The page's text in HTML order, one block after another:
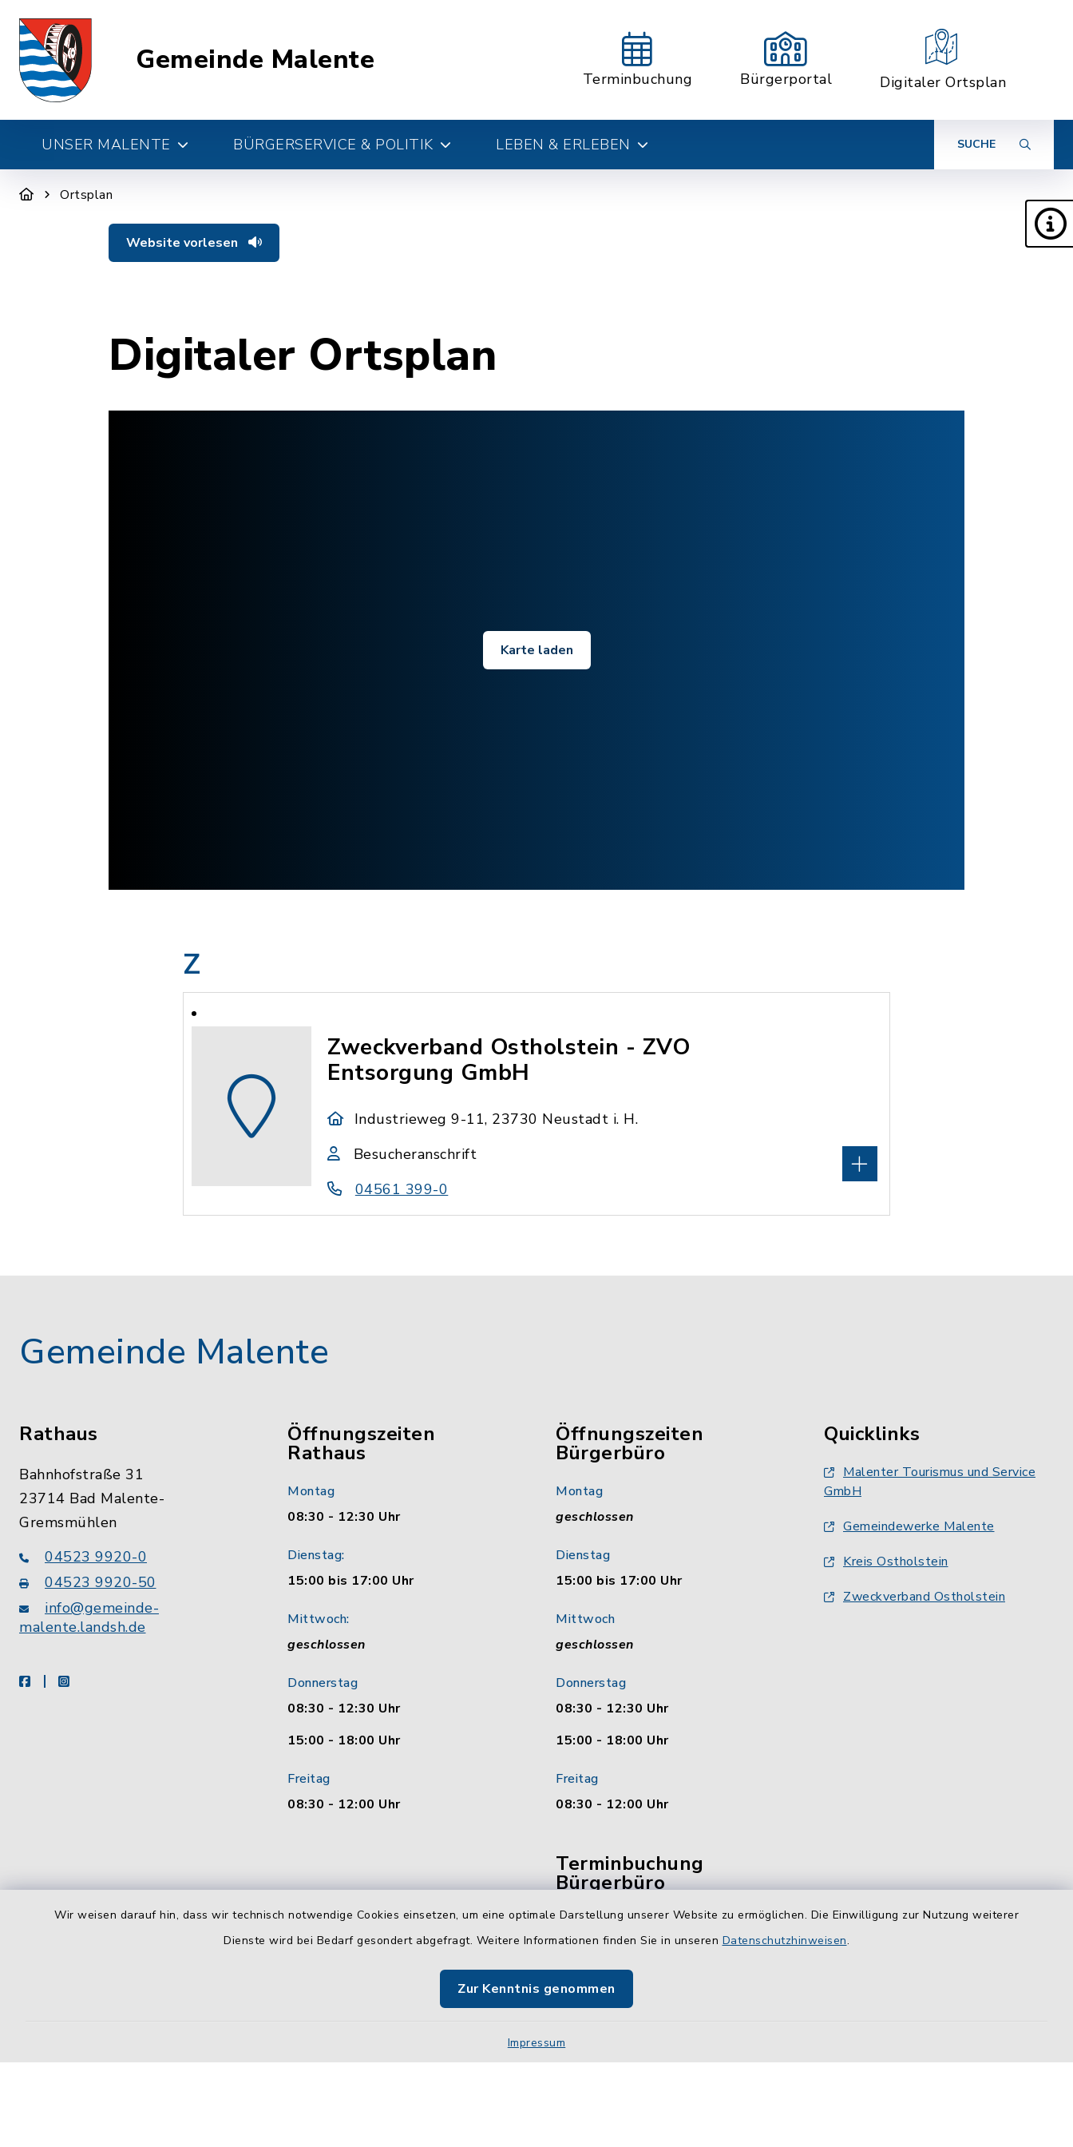
Wir weisen darauf hin, dass wir technisch notwendige Cookies einsetzen, um eine optimale Darstellung unserer Website zu ermöglichen. Die Einwilligung zur Nutzung weiterer
Dienste wird bei Bedarf gesondert abgefragt. Weitere Informationen finden Sie in unseren Datenschutzhinweisen.
Zur Kenntnis genommen
Impressum
Gemeinde Malente
Terminbuchung Bürgerportal Digitaler Ortsplan
UNSER MALENTE BÜRGERSERVICE & POLITIK LEBEN & ERLEBEN SUCHE
Ortsplan
Website vorlesen
Digitaler Ortsplan
Karte laden
Z
Zweckverband Ostholstein - ZVO
Entsorgung GmbH
Industrieweg 9-11, 23730 Neustadt i. H.
Besucheranschrift
04561 399-0
Gemeinde Malente
Rathaus
Bahnhofstraße 31
23714 Bad Malente-
Gremsmühlen
04523 9920-0
04523 9920-50
info@gemeinde-
malente.landsh.de
facebookinstagram
Öffnungszeiten
Rathaus
Montag
08:30 - 12:30 Uhr
Dienstag:
15:00 bis 17:00 Uhr
Mittwoch:
geschlossen
Donnerstag
08:30 - 12:30 Uhr
15:00 - 18:00 Uhr
Freitag
08:30 - 12:00 Uhr
Öffnungszeiten
Bürgerbüro
Montag
geschlossen
Dienstag
15:00 bis 17:00 Uhr
Mittwoch
geschlossen
Donnerstag
08:30 - 12:30 Uhr
15:00 - 18:00 Uhr
Freitag
08:30 - 12:00 Uhr
Terminbuchung
Bürgerbüro
Vereinbaren Sie hier bequem
online Ihren Termin für das
Jetzt Termin buchen
Quicklinks
Malenter Tourismus und Service
GmbH
Gemeindewerke Malente
Kreis Ostholstein
Zweckverband Ostholstein